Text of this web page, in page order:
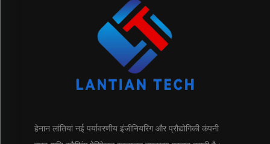
हेनान लांतियां नई पर्यावरणीय इंजीनियरिंग और प्रौद्योगिकी कंपनी